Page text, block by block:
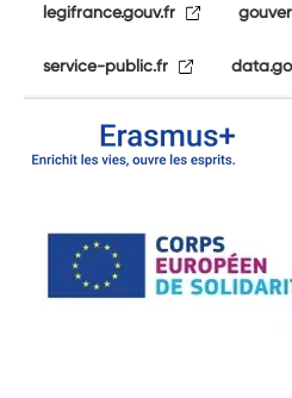
legifrance.gouv.fr
service-public.fr